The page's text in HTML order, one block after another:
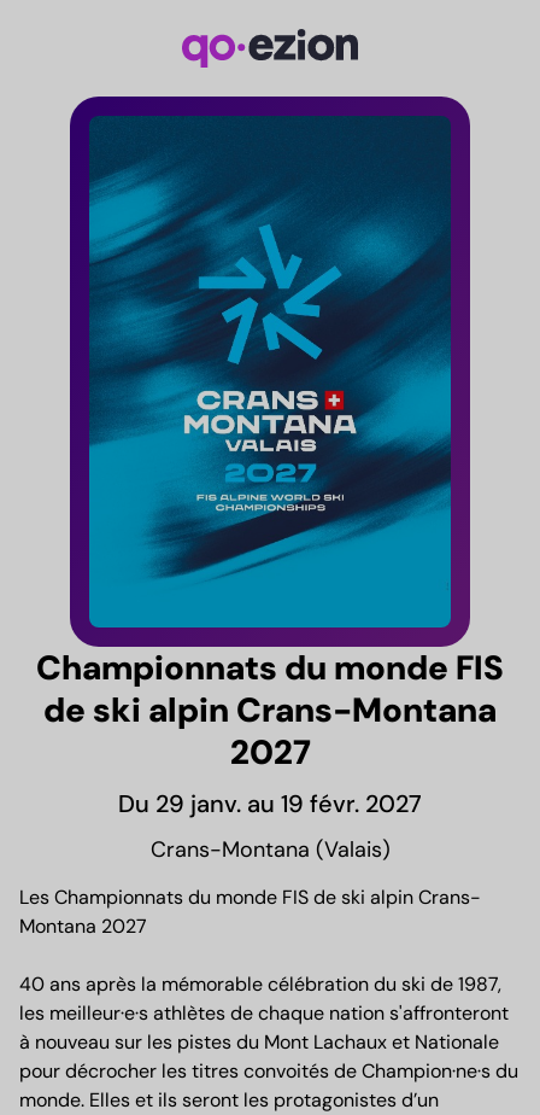
Championnats du monde FIS
de ski alpin Crans-Montana
2027
Du 29 janv. au 19 févr. 2027
Crans-Montana (Valais)
Les Championnats du monde FIS de ski alpin Crans-
Montana 2027
40 ans après la mémorable célébration du ski de 1987,
les meilleur·e·s athlètes de chaque nation s'affronteront
à nouveau sur les pistes du Mont Lachaux et Nationale
pour décrocher les titres convoités de Champion·ne·s du
monde. Elles et ils seront les protagonistes d’un